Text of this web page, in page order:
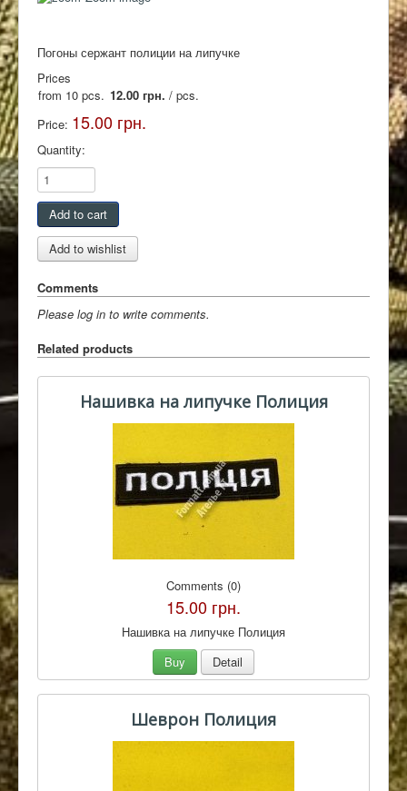
Погоны сержант полиции на липучке
Prices
from 10 pcs. 12.00 грн. / pcs.
Price: 15.00 грн.
Quantity:
Comments
Please log in to write comments.
Related products
Нашивка на липучке Полиция
Comments (0)
15.00 грн.
Нашивка на липучке Полиция
Buy
Detail
Шеврон Полиция